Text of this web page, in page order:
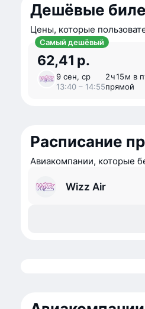
Дешёвые
Цены, которые
Самый дешёвый
62,41 р.
9 сен, ср
13:40 – 14:55
2 ⁠ч 15 ⁠м в
прямой
Расписание
Авиакомпании, которые
Wizz Air